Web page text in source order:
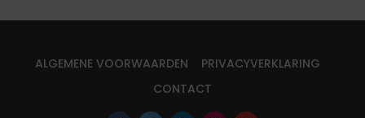
ALGEMENE VOORWAARDEN
PRIVACYVERKLARING
CONTACT